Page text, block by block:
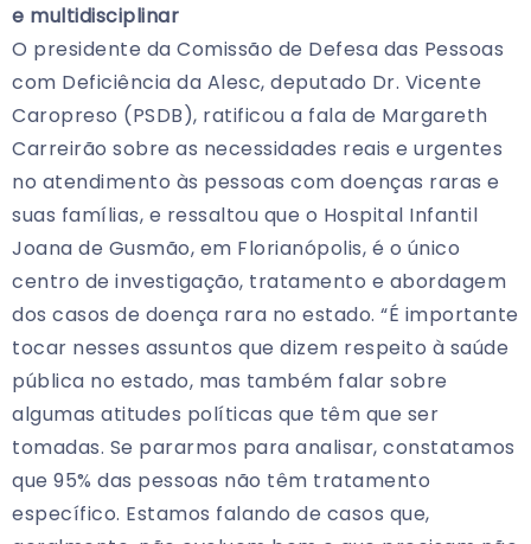
e multidisciplinar
O presidente da Comissão de Defesa das Pessoas
com Deficiência da Alesc, deputado Dr. Vicente
Caropreso (PSDB), ratificou a fala de Margareth
Carreirão sobre as necessidades reais e urgentes
no atendimento às pessoas com doenças raras e
suas famílias, e ressaltou que o Hospital Infantil
Joana de Gusmão, em Florianópolis, é o único
centro de investigação, tratamento e abordagem
dos casos de doença rara no estado. “É importante
tocar nesses assuntos que dizem respeito à saúde
pública no estado, mas também falar sobre
algumas atitudes políticas que têm que ser
tomadas. Se pararmos para analisar, constatamos
que 95% das pessoas não têm tratamento
específico. Estamos falando de casos que,